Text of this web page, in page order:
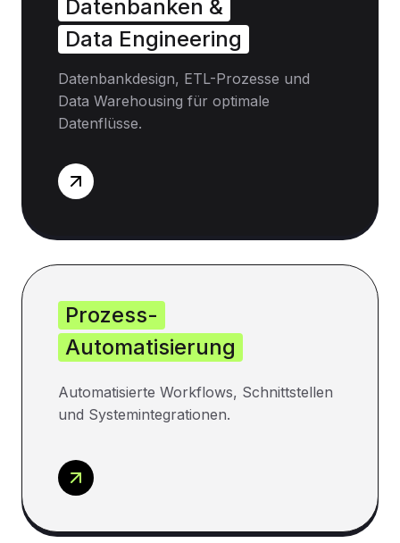
Datenbanken &
Data Engineering
Datenbankdesign, ETL-Prozesse und
Data Warehousing für optimale
Datenflüsse.
Prozess-
Automatisierung
Automatisierte Workflows, Schnittstellen
und Systemintegrationen.